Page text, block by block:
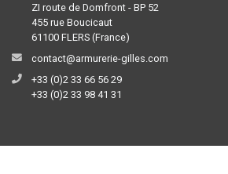
ZI route de Domfront - BP 52
455 rue Boucicaut
61100 FLERS (France)
contact@armurerie-gilles.com
+33 (0)2 33 66 56 29
+33 (0)2 33 98 41 31